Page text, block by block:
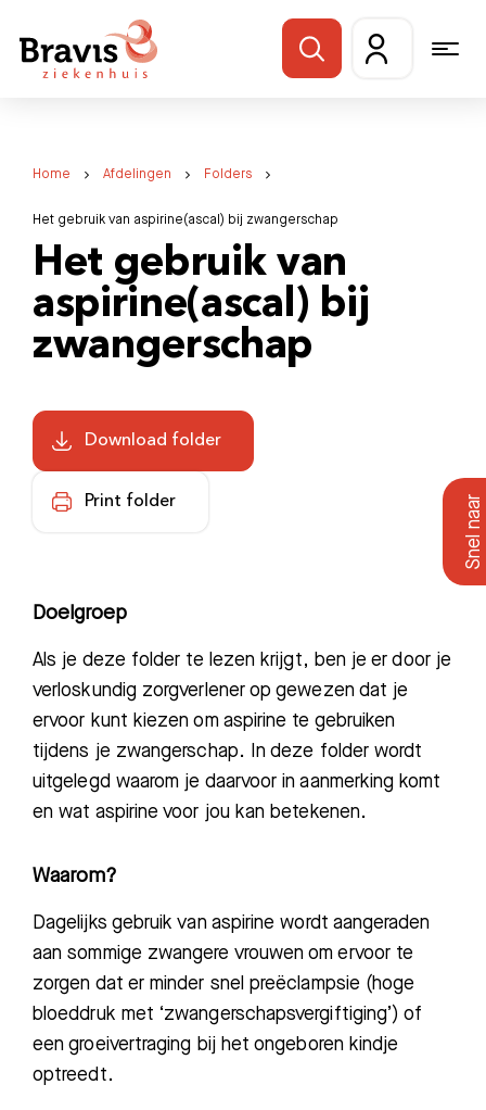
Home Afdelingen Folders
Het gebruik van aspirine(ascal) bij zwangerschap
Het gebruik van
aspirine(ascal) bij
zwangerschap
Download folder
Print folder
Doelgroep
Als je deze folder te lezen krijgt, ben je er door je
verloskundig zorgverlener op gewezen dat je
ervoor kunt kiezen om aspirine te gebruiken
tijdens je zwangerschap. In deze folder wordt
uitgelegd waarom je daarvoor in aanmerking komt
en wat aspirine voor jou kan betekenen.
Waarom?
Dagelijks gebruik van aspirine wordt aangeraden
aan sommige zwangere vrouwen om ervoor te
zorgen dat er minder snel preëclampsie (hoge
bloeddruk met ‘zwangerschapsvergiftiging’) of
een groeivertraging bij het ongeboren kindje
optreedt.